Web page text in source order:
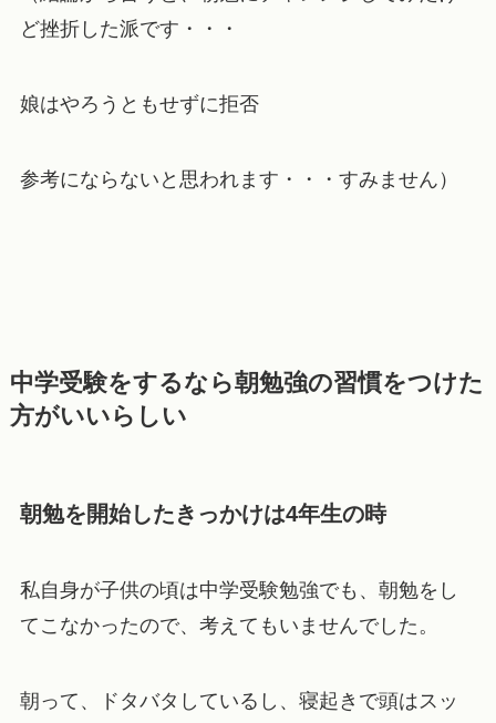
ど挫折した派です・・・
娘はやろうともせずに拒否
参考にならないと思われます・・・すみません）
中学受験をするなら朝勉強の習慣をつけた
方がいいらしい
朝勉を開始したきっかけは4年生の時
私自身が子供の頃は中学受験勉強でも、朝勉をし
てこなかったので、考えてもいませんでした。
朝って、ドタバタしているし、寝起きで頭はスッ